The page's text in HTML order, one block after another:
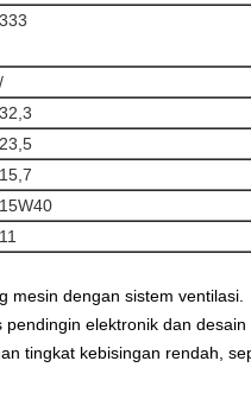
333
/
32,3
23,5
15,7
15W40
11
mesin dengan sistem ventilasi.
elektronik dan
tingkat kebisingan rendah,